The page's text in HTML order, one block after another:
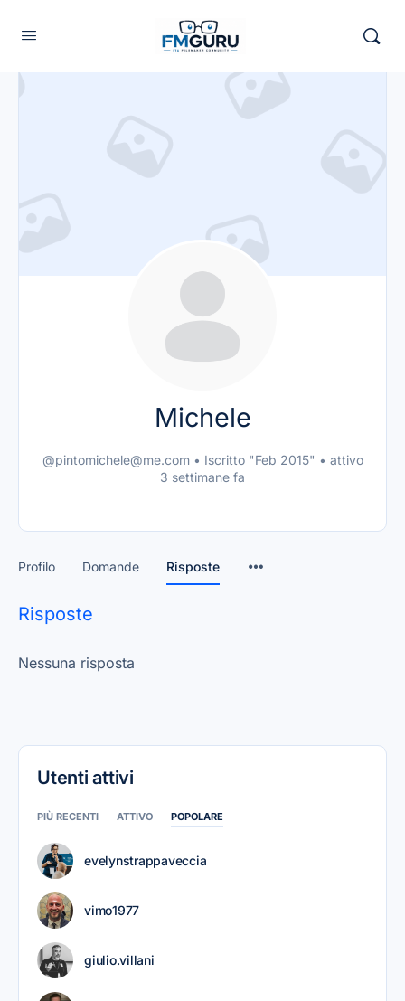
Michele
@pintomichele@me.com • Iscritto "Feb 2015" • attivo
3 settimane fa
Profilo Domande Risposte
Risposte
Nessuna risposta
Utenti attivi
PIÙ RECENTI ATTIVO POPOLARE
evelynstrappaveccia
vimo1977
giulio.villani